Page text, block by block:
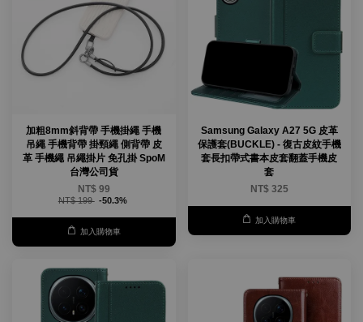
加粗8mm斜背帶 手機掛繩 手機
吊繩 手機背帶 掛頸繩 側背帶 皮
革 手機繩 吊繩掛片 免孔掛 SpoM
台灣公司貨
NT$ 99
NT$ 199 -50.3%
加入購物車
Samsung Galaxy A27 5G 皮革
保護套(BUCKLE) - 復古皮紋手機
套長扣帶式書本皮套翻蓋手機皮
套
NT$ 325
加入購物車